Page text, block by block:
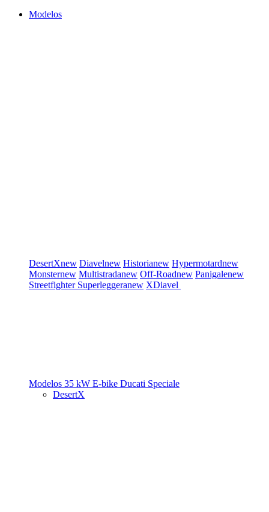
Modelos
DesertXnew Diavelnew Historianew Hypermotardnew
Monsternew Multistradanew Off-Roadnew Panigalenew
Streetfighter Superleggeranew XDiavel
Modelos 35 kW E-bike Ducati Speciale
DesertX